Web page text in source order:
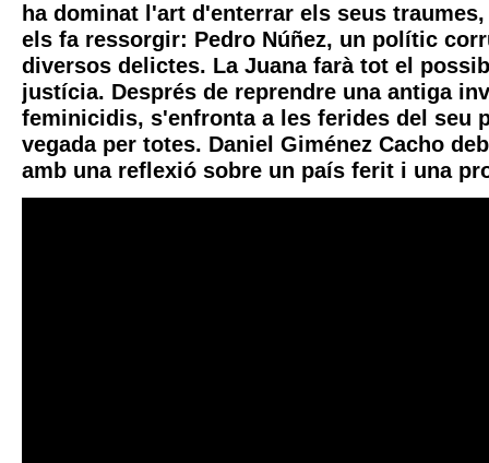
ha dominat l'art d'enterrar els seus
els fa ressorgir: Pedro Núñez, un polític
diversos delictes. La Juana farà tot el
justícia. Després de reprendre una antiga
feminicidis, s'enfronta a les ferides del seu
vegada per totes. Daniel Giménez Cacho
amb una reflexió sobre un país ferit i una